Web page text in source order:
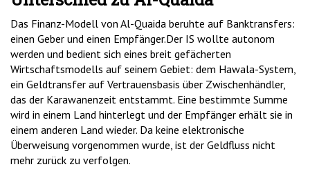
Das Finanz-Modell von Al-Quaida beruhte auf Banktransfers:
einen Geber und einen Empfänger.Der IS wollte autonom
werden und bedient sich eines breit gefächerten
Wirtschaftsmodells auf seinem Gebiet: dem Hawala-System,
ein Geldtransfer auf Vertrauensbasis über Zwischenhändler,
das der Karawanenzeit entstammt. Eine bestimmte Summe
wird in einem Land hinterlegt und der Empfänger erhält sie in
einem anderen Land wieder. Da keine elektronische
Überweisung vorgenommen wurde, ist der Geldfluss nicht
mehr zurück zu verfolgen.